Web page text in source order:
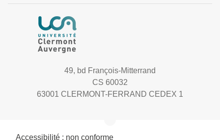
49, bd François-Mitterrand
CS 60032
63001 CLERMONT-FERRAND CEDEX 1
Accessibilité : non conforme